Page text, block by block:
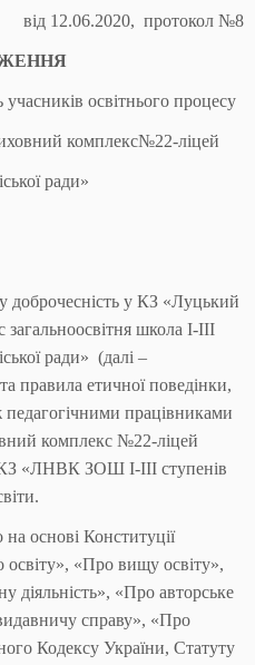
від 12.06.2020, протокол №8
освітнього процесу
комплекс№22-ліцей
ради»
доброчесність у КЗ «Луцький
школа І-ІІІ
ради» (далі –
правила етичної поведінки,
працівниками
комплекс №22-ліцей
«ЛНВК ЗОШ І-ІІІ ступенів
основі Конституції
освіту», «Про вищу освіту»,
діяльність», «Про авторське
справу», «Про
Кодексу України, Статуту